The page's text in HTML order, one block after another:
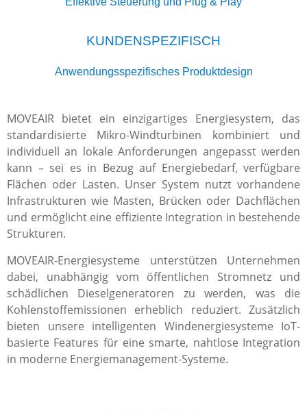
KUNDENSPEZIFISCH
Anwendungsspezifisches Produktdesign
MOVEAIR bietet ein einzigartiges Energiesystem, das
standardisierte Mikro-Windturbinen kombiniert und
individuell an lokale Anforderungen angepasst werden
kann – sei es in Bezug auf Energiebedarf, verfügbare
Flächen oder Lasten. Unser System nutzt vorhandene
Infrastrukturen wie Masten, Brücken oder Dachflächen
und ermöglicht eine effiziente Integration in bestehende
Strukturen.
MOVEAIR-Energiesysteme unterstützen Unternehmen
dabei, unabhängig vom öffentlichen Stromnetz und
schädlichen Dieselgeneratoren zu werden, was die
Kohlenstoffemissionen erheblich reduziert. Zusätzlich
bieten unsere intelligenten Windenergiesysteme IoT-
basierte Features für eine smarte, nahtlose Integration
in moderne Energiemanagement-Systeme.